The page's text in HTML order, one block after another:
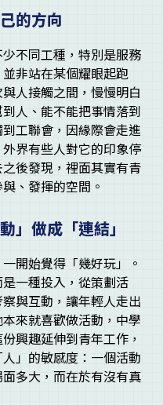
的方向
不同工種，特別是服務
非站在某個耀眼起跑
人接觸之間，慢慢明白
人、能不能把事情落到
工聯會，因緣際會走進
界有些人對它的印象停
後發現，裡面其實有青
、發揮的空間。
」做成「連結」
開始覺得「幾好玩」。
一種投入，從策劃活
與互動，讓年輕人走出
來就喜歡做活動，中學
興趣延伸到青年工作，
」的敏感度：一個活動
多大，而在於有沒有真